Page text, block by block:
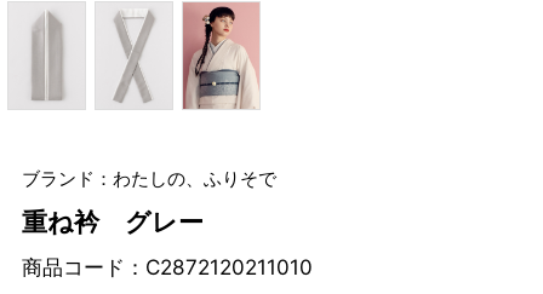
ブランド：わたしの、ふりそで
重ね衿 グレー
商品コード： C2872120211010